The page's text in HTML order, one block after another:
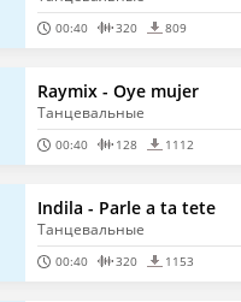
00:40 320 809
Raymix - Oye mujer
Танцевальные
00:40 128 1112
Indila - Parle a ta tete
Танцевальные
00:40 320 1153